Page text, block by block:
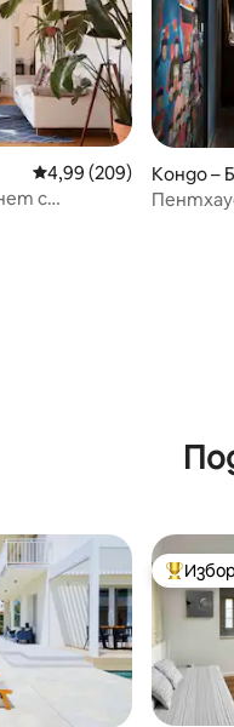
Средна оценка: 4,99
4,99 (209)
с
Кондо –
Най-